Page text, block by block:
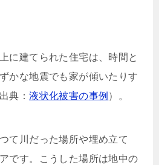
に建てられた住宅は、時間と
かな地震でも家が傾いたりす
典：液状化被害の事例 ）。
て川だった場所や埋め立て
です。こうした場所は地中の